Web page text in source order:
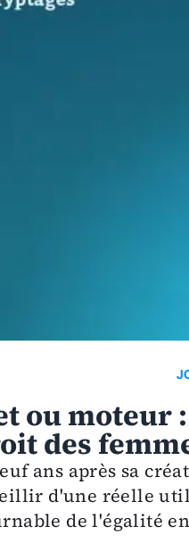
ou moteur
des
ans après sa
d'une réelle
de l'égalité